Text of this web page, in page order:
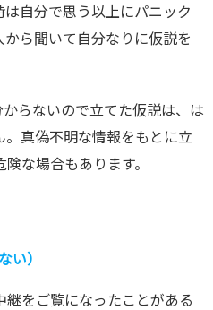
は自分で思う以上にパニック
ら聞いて自分なりに仮説を
らないので立てた仮説は、は
。真偽不明な情報をもとに立
な場合もあります。
い）
継をご覧になったことがある